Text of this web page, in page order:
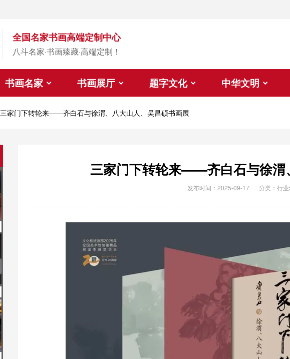
全国名家书画高端定制中心
八斗名家·书画臻藏·高端定制！
书画名家 书画展厅 题字文化 中华文明
三家门下转轮来——齐白石与徐渭、八大山人、吴昌硕书画展
三家门下转轮来——齐白石与徐渭
发布时间：2025-09-17 分类： 行